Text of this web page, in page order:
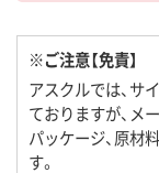
※ご注意【免責】
アスクルでは、サ
ておりますが、メ
パッケージ、原材
す。